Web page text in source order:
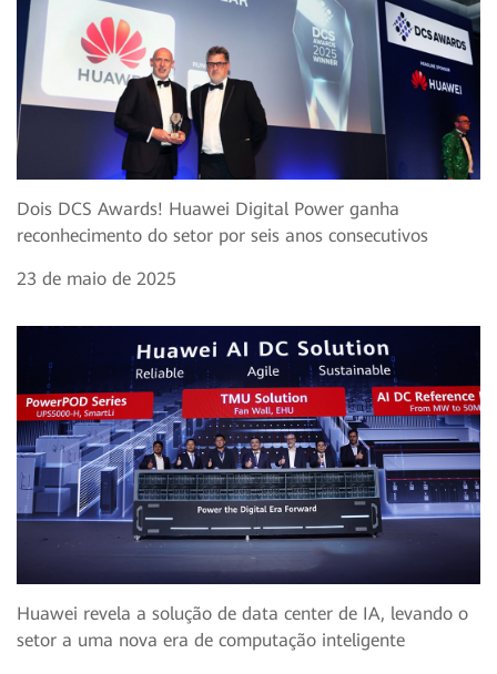
Dois DCS Awards! Huawei Digital Power ganha
reconhecimento do setor por seis anos consecutivos
23 de maio de 2025
Huawei revela a solução de data center de IA, levando o
setor a uma nova era de computação inteligente